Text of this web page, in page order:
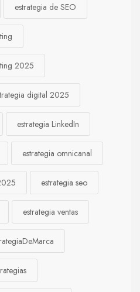
estrategia de SEO
2025
digital 2025
estrategia LinkedIn
estrategia omnicanal
estrategia seo
estrategia ventas